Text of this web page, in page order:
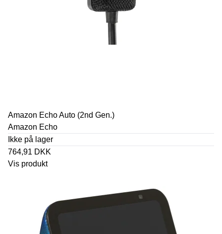
Amazon Echo Auto (2nd Gen.)
Amazon Echo
Ikke på lager
764,91 DKK
Vis produkt